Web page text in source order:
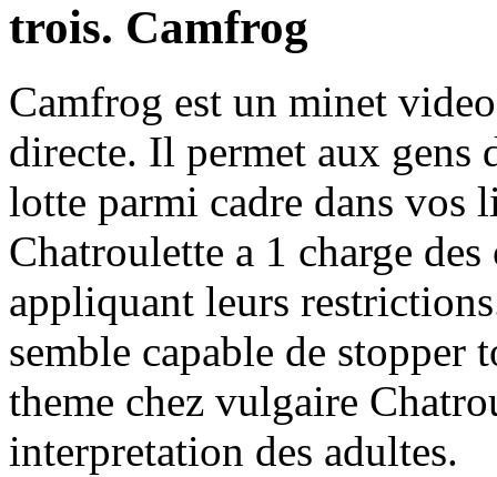
trois. Camfrog
Camfrog est un minet
directe. Il permet aux gens
lotte parmi cadre dans
Chatroulette a 1 charge
appliquant leurs
semble capable de stopper
theme chez vulgaire
interpretation des adultes.